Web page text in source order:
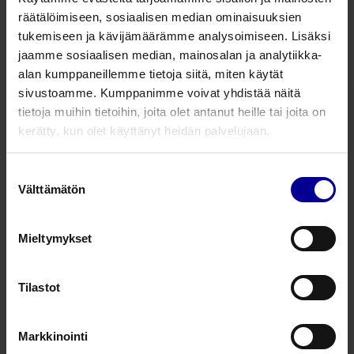
räätälöimiseen, sosiaalisen median ominaisuuksien
tukemiseen ja kävijämäärämme analysoimiseen. Lisäksi
jaamme sosiaalisen median, mainosalan ja analytiikka-
alan kumppaneillemme tietoja siitä, miten käytät
sivustoamme. Kumppanimme voivat yhdistää näitä
tietoja muihin tietoihin, joita olet antanut heille tai joita on
kerätty, kun olet käyttänyt heidän palvelujaan.
valinta
Välttämätön
Mieltymykset
Tilastot
Markkinointi
3 tuotetta
CareVis® elastomeeripumput
CareVis® -elastomeeripumput ovat
kertakäyttöisiä ja soveltuvat käyttöön
sairaalassa ja sairaalan ulkopuolella. Pumppu
on helppotäyttöinen ja -käyttöinen.
osana perioperatiivista kivunhallintaa. Setti
sisältää ohjainneulan, jonka avulla saadaan
elastomeeripumppujen kanssa, mutta myös